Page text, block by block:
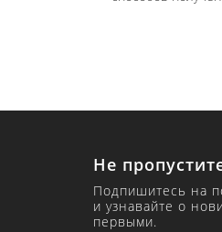
Не
Подпишитесь на
и узнавайте о
первыми.